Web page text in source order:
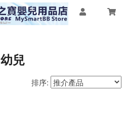
幼兒
排序: